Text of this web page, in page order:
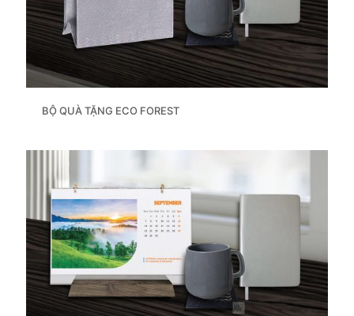
BỘ QUÀ TẶNG ECO FOREST